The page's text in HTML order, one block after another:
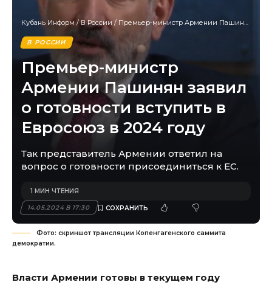
Кубань Информ /В России / Премьер-министр Армении Пашинян заявил о готовности вступить в Евросоюз в 2024 году
В РОССИИ
Премьер-министр
Армении Пашинян заявил
о готовности вступить в
Евросоюз в 2024 году
Так представитель Армении ответил на
вопрос о готовности присоединиться к ЕС.
14.05.2024 В 17:30
1 МИН ЧТЕНИЯ
Фото: скриншот трансляции Копенгагенского саммита
демократии.
Власти Армении готовы в текущем году